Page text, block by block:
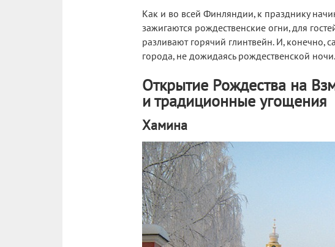
Как и во всей Финляндии, к празднику
зажигаются рождественские огни, для
разливают горячий глинтвейн. И, конечно,
города, не дожидаясь рождественской ночи.
Открытие Рождества на
и традиционные угощения
Хамина